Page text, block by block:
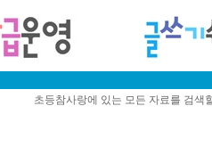
초등참사랑에 있는 모든 자료를 검색